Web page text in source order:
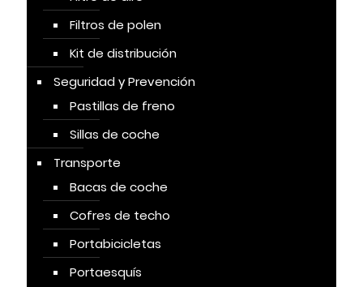
Filtros de polen
Kit de distribución
Seguridad y Prevención
Pastillas de freno
Sillas de coche
Transporte
Bacas de coche
Cofres de techo
Portabicicletas
Portaesquís